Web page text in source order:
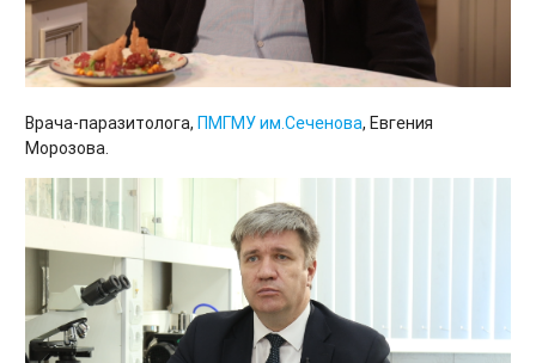
Врача-паразитолога, ПМГМУ им.Сеченова, Евгения
Морозова.